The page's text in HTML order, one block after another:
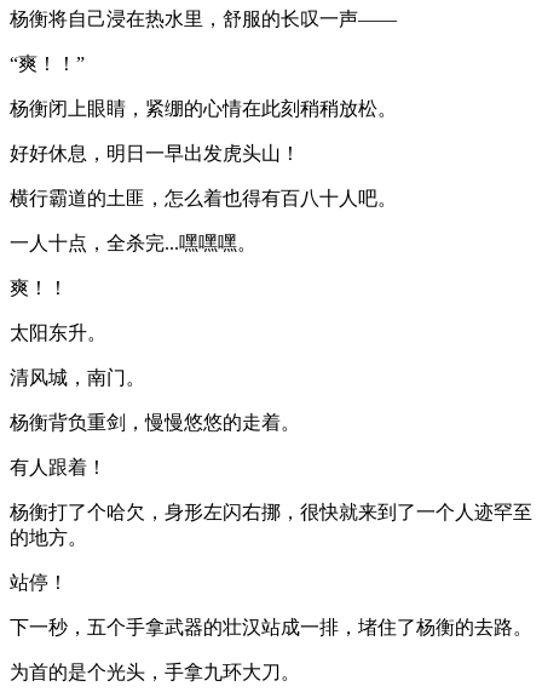
杨衡将自己浸在热水里，舒服的长叹一声——
“爽！！”
杨衡闭上眼睛，紧绷的心情在此刻稍稍放松。
好好休息，明日一早出发虎头山！
横行霸道的土匪，怎么着也得有百八十人吧。
一人十点，全杀完...嘿嘿嘿。
爽！！
太阳东升。
清风城，南门。
杨衡背负重剑，慢慢悠悠的走着。
有人跟着！
杨衡打了个哈欠，身形左闪右挪，很快就来到了一个人迹罕至
的地方。
站停！
下一秒，五个手拿武器的壮汉站成一排，堵住了杨衡的去路。
为首的是个光头，手拿九环大刀。